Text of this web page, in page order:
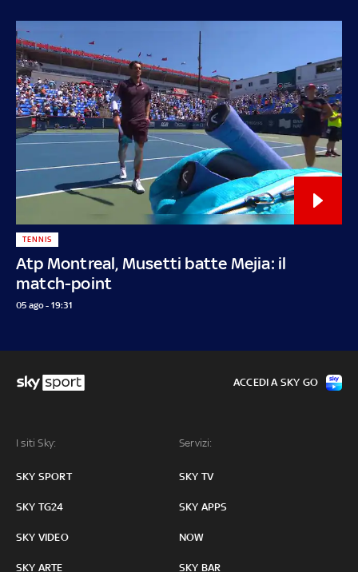
Atp Montreal, Musetti batte Mejia: il
match-point
TENNIS
05 ago - 19:31
I siti Sky:
SKY SPORT
SKY TG24
SKY VIDEO
SKY ARTE
Servizi:
SKY TV
SKY APPS
NOW
SKY BAR
ACCEDI A SKY GO